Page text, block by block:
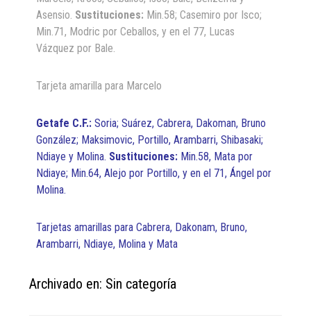
Asensio. Sustituciones: Min.58; Casemiro por Isco;
Min.71, Modric por Ceballos, y en el 77, Lucas
Vázquez por Bale.
Tarjeta amarilla para Marcelo
Getafe C.F.: Soria; Suárez, Cabrera, Dakoman, Bruno
González; Maksimovic, Portillo, Arambarri, Shibasaki;
Ndiaye y Molina. Sustituciones: Min.58, Mata por
Ndiaye; Min.64, Alejo por Portillo, y en el 71, Ángel por
Molina.
Tarjetas amarillas para Cabrera, Dakonam, Bruno,
Arambarri, Ndiaye, Molina y Mata
Archivado en: Sin categoría